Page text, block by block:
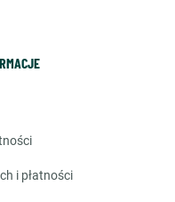
i płatności